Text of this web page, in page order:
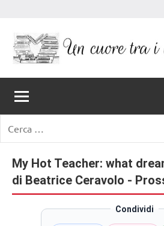
contenuto
Un
Cuore
Tra
I
Libri
romanzi
romance
e
non
solo.
Recensioni,
per:
My Hot Teacher: what
di Beatrice Ceravolo -
Condividi